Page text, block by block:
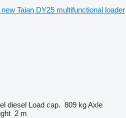
new Taian DY25 multifunctional loader
diesel Load cap. 809 kgAxle
2 m